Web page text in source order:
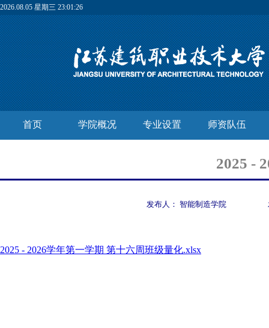
2026.08.05 星期三 23:01:26
首页 学院概况 专业设置 师资队伍
2025 -
发布人： 智能制造学院
2025 - 2026学年第一学期 第十六周班级量化.xlsx